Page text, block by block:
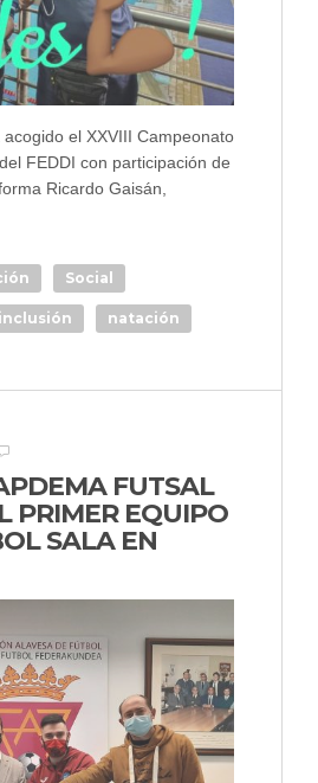
el XXVIII Campeonato
FEDDI con participación de
Ricardo Gaisán,
Social
inclusión natación
FUTSAL
PRIMER EQUIPO
SALA EN